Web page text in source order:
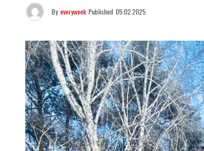
By everyweek Published 05.02.2025